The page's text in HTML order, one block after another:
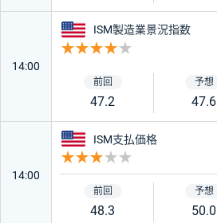
14:00
アメリカ
ISM製造業景況指数
47.2 47.6
14:00
アメリカ
ISM支払価格
48.3 50.0